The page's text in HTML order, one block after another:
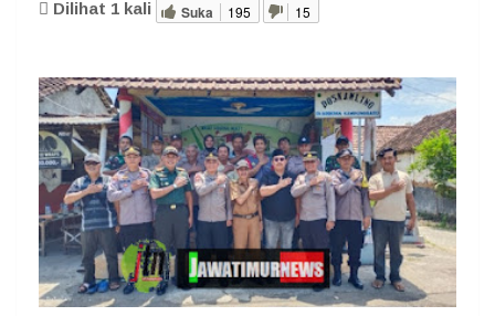
Dilihat 1 kali Suka 195 15